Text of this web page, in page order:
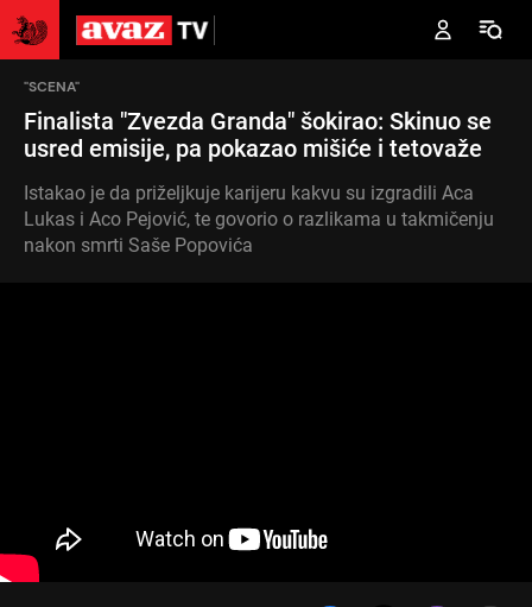
"SCENA"
Finalista "Zvezda Granda" šokirao: Skinuo se
usred emisije, pa pokazao mišiće i tetovaže
Istakao je da priželjkuje karijeru kakvu su izgradili Aca
Lukas i Aco Pejović, te govorio o razlikama u takmičenju
nakon smrti Saše Popovića